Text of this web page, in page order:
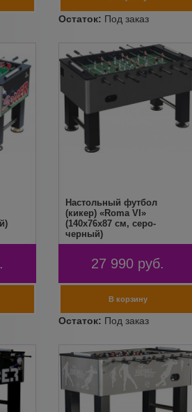
Настольный футбол
(кикер) «Roma VI»
(140x76x87 см, серо-
черный)
27 990 руб.